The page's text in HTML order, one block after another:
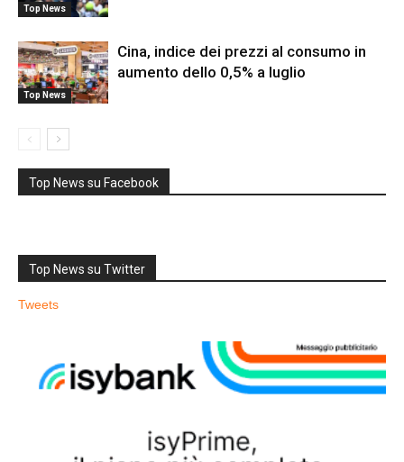
Top News
Top News
Cina, indice dei prezzi al consumo in
aumento dello 0,5% a luglio
Top News su Facebook
Top News su Twitter
Tweets